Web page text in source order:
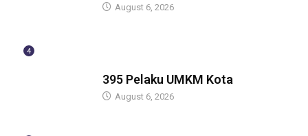
August 6, 2026
4
395 Pelaku UMKM Kota
August 6, 2026